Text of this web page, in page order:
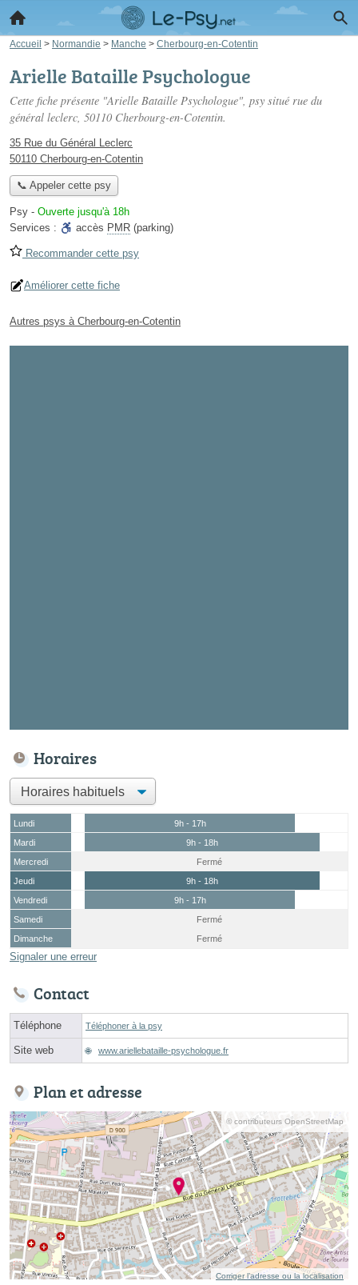
Accueil > Normandie > Manche > Cherbourg-en-Cotentin
Arielle Bataille Psychologue
Cette fiche présente "Arielle Bataille Psychologue", psy situé rue du
général leclerc, 50110 Cherbourg-en-Cotentin.
35 Rue du Général Leclerc
50110 Cherbourg-en-Cotentin
📞 Appeler cette psy
Psy - Ouverte jusqu'à 18h
Services :
accès PMR (parking)
Recommander cette psy
Améliorer cette fiche
Autres psys à Cherbourg-en-Cotentin
Horaires
Lundi
9h - 17h
Mardi
9h - 18h
Mercredi
Fermé
Jeudi
9h - 18h
Vendredi
9h - 17h
Samedi
Fermé
Dimanche
Fermé
Signaler une erreur
Contact
Téléphone Téléphoner à la psy
Site web www.ariellebataille-psychologue.fr
Plan et adresse
© contributeurs OpenStreetMap
Corriger l’adresse ou la localisation